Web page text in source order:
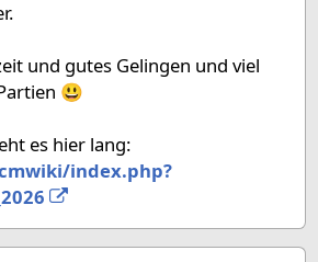
und gutes Gelingen und viel
😃
es hier lang:
index.php?